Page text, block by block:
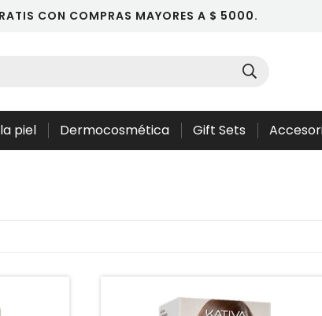
CON COMPRAS MAYORES A $ 5000.
piel Dermocosmética Gift Sets